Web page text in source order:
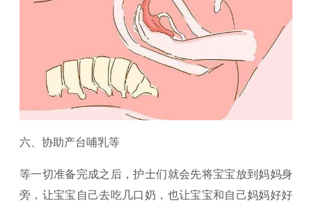
六、协助产台哺乳等
等一切准备完成之后，护士们就会先将宝宝放到妈妈身
旁，让宝宝自己去吃几口奶，也让宝宝和自己妈妈好好